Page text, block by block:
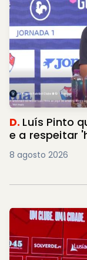
D. Luís Pinto
e a respeitar
8 agosto 2026